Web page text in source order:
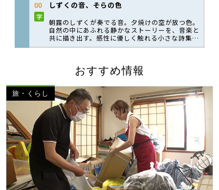
おすすめ情報
旅・くらし